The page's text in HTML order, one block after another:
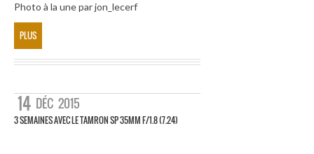
Photo à la une par jon_lecerf
PLUS
14 DÉC 2015
3 SEMAINES AVEC LE TAMRON SP 35MM F/1.8 (7.24)